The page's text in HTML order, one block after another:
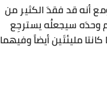
أنه قد فقدَ الكثير من
وحدَه سيجعلُه يسترجِع
مليئتَين أيضاً وفيهما